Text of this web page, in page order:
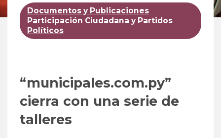
Documentos y Publicaciones
Participación Ciudadana y Partidos
Políticos
“municipales.com.py”
cierra con una serie de
talleres